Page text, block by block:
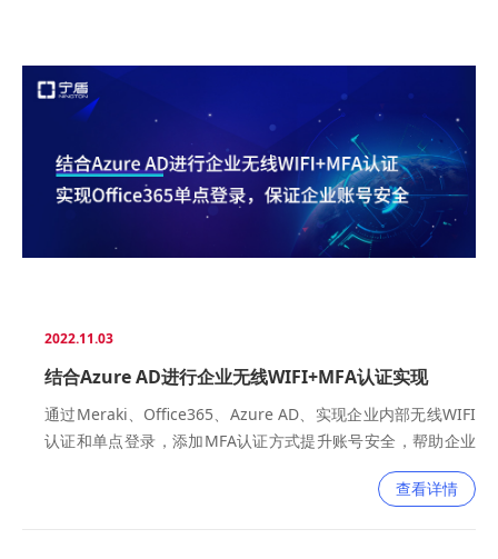
2022.11.03
结合Azure AD进行企业无线WIFI+MFA认证实现
Office365单点登录，保证企业账号安全
通过Meraki、Office365、Azure AD、实现企业内部无线WIFI
认证和单点登录，添加MFA认证方式提升账号安全，帮助企业
快速搭建移动办公环境，支撑随时随地高效安全的办公。
查看详情